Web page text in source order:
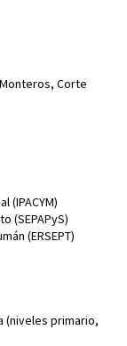
Corte
(IPACYM)
(SEPAPyS)
(ERSEPT)
(niveles primario,